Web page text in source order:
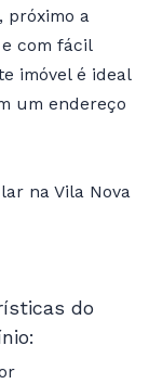
próximo a
com fácil
imóvel é ideal
um endereço
na Vila Nova
do